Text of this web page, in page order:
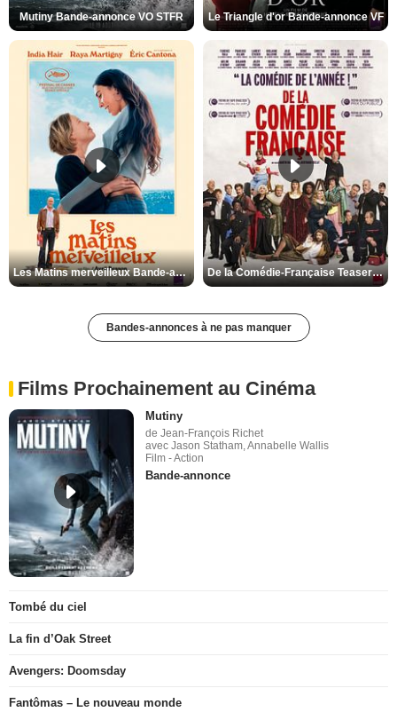
Mutiny Bande-annonce VO STFR Le Triangle d'or Bande-annonce VF
Les Matins merveilleux Bande-annonce VF De la Comédie-Française Teaser VF
Bandes-annonces à ne pas manquer
Films Prochainement au Cinéma
Mutiny
de Jean-François Richet
avec Jason Statham, Annabelle Wallis
Film - Action
Bande-annonce
Tombé du ciel
La fin d’Oak Street
Avengers: Doomsday
Fantômas – Le nouveau monde